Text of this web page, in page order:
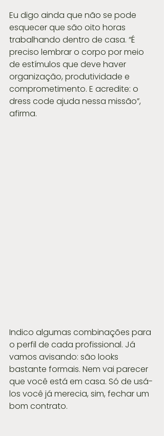
Eu digo ainda que não se pode
esquecer que são oito horas
trabalhando dentro de casa. “É
preciso lembrar o corpo por meio
de estímulos que deve haver
organização, produtividade e
comprometimento. E acredite: o
dress code ajuda nessa missão”,
afirma.
Indico algumas combinações para
o perfil de cada profissional. Já
vamos avisando: são looks
bastante formais. Nem vai parecer
que você está em casa. Só de usá-
los você já merecia, sim, fechar um
bom contrato.